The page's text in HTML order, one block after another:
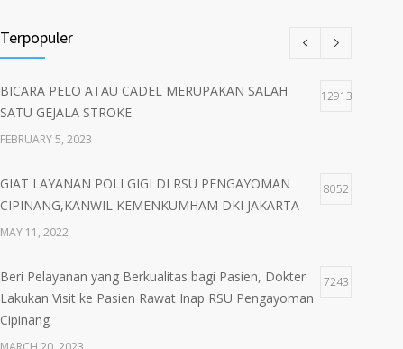
Terpopuler
BICARA PELO ATAU CADEL MERUPAKAN SALAH
SATU GEJALA STROKE
12913
FEBRUARY 5, 2023
GIAT LAYANAN POLI GIGI DI RSU PENGAYOMAN
CIPINANG,KANWIL KEMENKUMHAM DKI JAKARTA
8052
MAY 11, 2022
Beri Pelayanan yang Berkualitas bagi Pasien, Dokter
Lakukan Visit ke Pasien Rawat Inap RSU Pengayoman
Cipinang
7243